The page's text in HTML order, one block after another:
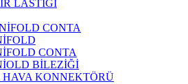
LASTİĞİ
CONTA
CONTA
BİLEZİĞİ
KONNEKTÖRÜ